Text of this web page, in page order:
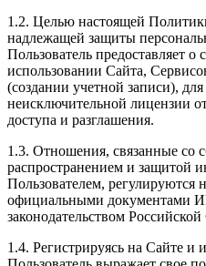
1.2. Целью настоящей
надлежащей защиты
Пользователь предоставляет о
использовании Сайта,
(создании учетной записи),
неисключительной лицензии
доступа и разглашения.
1.3. Отношения, связанные со
распространением и защитой
Пользователем,
официальными документами
законодательством
1.4. Регистрируясь на Сайте и